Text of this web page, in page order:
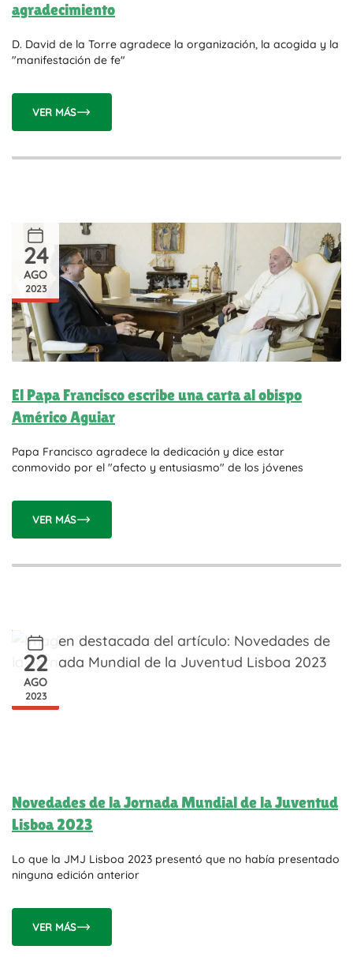
agradecimiento
D. David de la Torre agradece la organización, la acogida y la
"manifestación de fe"
VER MÁS
24
AGO
2023
El Papa Francisco escribe una carta al obispo
Américo Aguiar
Papa Francisco agradece la dedicación y dice estar
conmovido por el "afecto y entusiasmo" de los jóvenes
VER MÁS
22
AGO
2023
Novedades de la Jornada Mundial de la Juventud
Lisboa 2023
Lo que la JMJ Lisboa 2023 presentó que no había presentado
ninguna edición anterior
VER MÁS